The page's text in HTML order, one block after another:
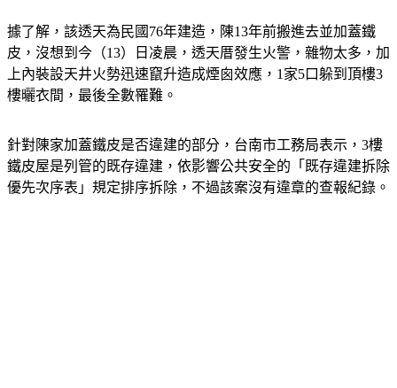
據了解，該透天為民國76年建造，陳13年前搬進去並加蓋鐵
皮，沒想到今（13）日凌晨，透天厝發生火警，雜物太多，加
上內裝設天井火勢迅速竄升造成煙囪效應，1家5口躲到頂樓3
針對陳家加蓋鐵皮是否違建的部分，台南市工務局表示，3樓
鐵皮屋是列管的既存違建，依影響公共安全的「既存違建拆除